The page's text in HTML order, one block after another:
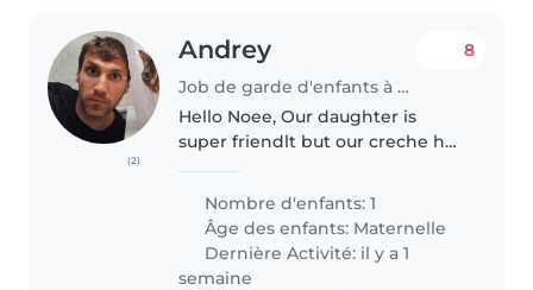
(2)
Andrey
Job de garde d'enfants à Lorentzweiler
8
Hello Noee, Our daughter is
super friendlt but our creche has
cannot take vacation to stay with
her. We are trying to find
someone who can walk and
stay..
Nombre d'enfants: 1
Âge des enfants: Maternelle
Dernière Activité: il y a 1
semaine